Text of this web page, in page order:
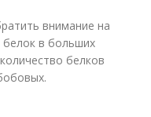
внимание на
в больших
белков